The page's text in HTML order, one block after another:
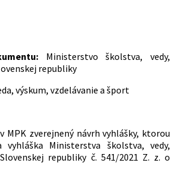
Ministerstvo školstva, vedy,
republiky
výskum, vzdelávanie a šport
MPK zverejnený návrh vyhlášky, ktorou
Ministerstva školstva, vedy,
republiky č. 541/2021 Z. z. o